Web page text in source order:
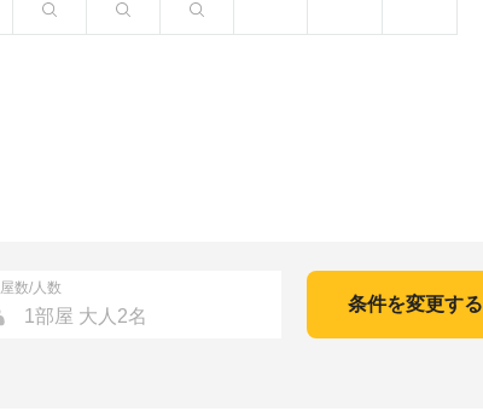
数/人数
1部屋 大人2名
条件を変更する